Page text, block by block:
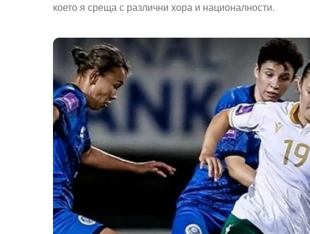
което я среща с различни хора и националности.